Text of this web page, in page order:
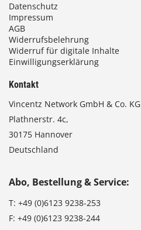
Datenschutz
Impressum
AGB
Widerrufsbelehrung
Widerruf für digitale Inhalte
Einwilligungserklärung
Kontakt
Vincentz Network GmbH & Co. KG
Plathnerstr. 4c,
30175 Hannover
Deutschland
Abo, Bestellung & Service:
T: +49 (0)6123 9238-253
F: +49 (0)6123 9238-244